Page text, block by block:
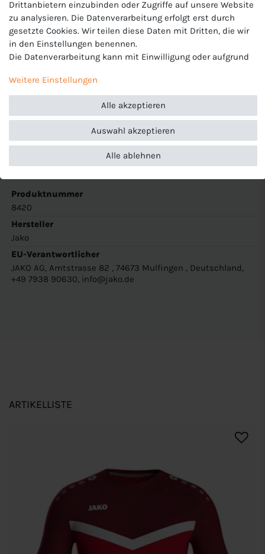
Jako Kinder Sporthose
Modell: Traininghose Premium
Artikelnummer: 8420
Farbe: 93 navy blau
Material: 100% Polyester
Merkmale: Kinder Hose lang, funktionale Fußball &
Traininghose mit Gummizug und Seitentaschen, Keep Dry
Verarbeitung.
Produktnummer
8420
Hersteller
Jako
EU-Verantwortlicher
JAKO AG, Amtstrasse 82 , 74673 Mulfingen , Deutschland,
+49 7938 90630, info@jako.de
ARTIKELLISTE
Drittanbietern einzubinden oder Zugriffe auf unsere Website
zu analysieren. Die Datenverarbeitung erfolgt erst durch
gesetzte Cookies. Wir teilen diese Daten mit Dritten, die wir
in den Einstellungen benennen.
Die Datenverarbeitung kann mit Einwilligung oder aufgrund
kann erteilt oder abgelehnt werden. Es besteht das Recht,
nicht einzuwilligen und die Einwilligung zu einem späteren
Zeitpunkt zu ändern oder zu widerrufen. Beachten Sie unser
Impressumund weitere Hinweise zur Verwendung
personenbezogener Daten in unsererDaten­schutz­erklärung
Weitere Einstellungen
Alle akzeptieren
Alle ablehnen
Auswahl akzeptieren